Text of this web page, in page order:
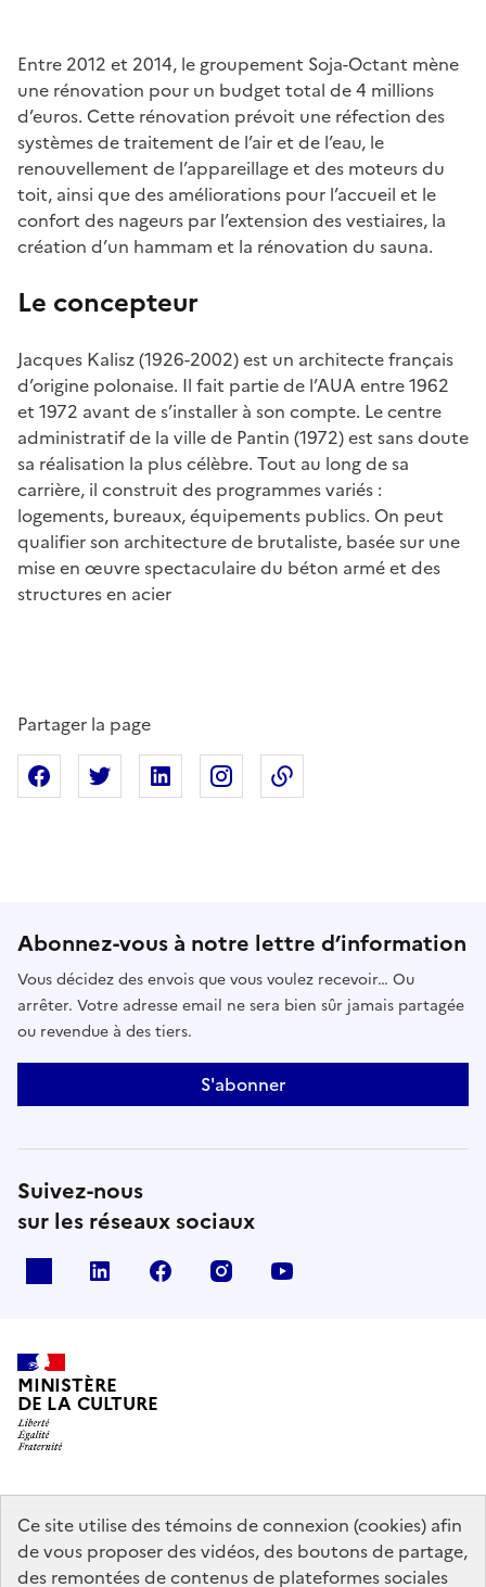
Ce site utilise des témoins de connexion (cookies) afin
de vous proposer des vidéos, des boutons de partage,
des remontées de contenus de plateformes sociales
Entre 2012 et 2014, le groupement Soja-Octant mène
une rénovation pour un budget total de 4 millions
d’euros. Cette rénovation prévoit une réfection des
systèmes de traitement de l’air et de l’eau, le
renouvellement de l’appareillage et des moteurs du
toit, ainsi que des améliorations pour l’accueil et le
confort des nageurs par l’extension des vestiaires, la
création d’un hammam et la rénovation du sauna.
Le concepteur
Jacques Kalisz (1926-2002) est un architecte français
d’origine polonaise. Il fait partie de l’AUA entre 1962
et 1972 avant de s’installer à son compte. Le centre
administratif de la ville de Pantin (1972) est sans doute
sa réalisation la plus célèbre. Tout au long de sa
carrière, il construit des programmes variés :
logements, bureaux, équipements publics. On peut
qualifier son architecture de brutaliste, basée sur une
mise en œuvre spectaculaire du béton armé et des
structures en acier
Partager la page
Partager sur Facebook
Partager sur XPartager sur Linkedin
Partager sur Instagram
Abonnez-vous à notre lettre d’information
Vous décidez des envois que vous voulez recevoir… Ou
arrêter. Votre adresse email ne sera bien sûr jamais partagée
ou revendue à des tiers.
S'abonner
Suivez-nous
sur les réseaux sociaux
linkedin facebook instagram
MINISTÈRE
DE LA CULTURE
data.gouv.fr legifrance.gouv.fr
info.gouv.fr
service-public.gouv.fr